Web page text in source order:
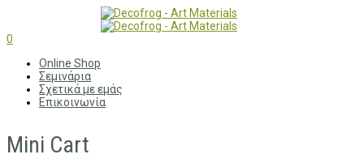
0
Online Shop
Σεμινάρια
Σχετικά με εμάς
Επικοινωνία
Mini Cart